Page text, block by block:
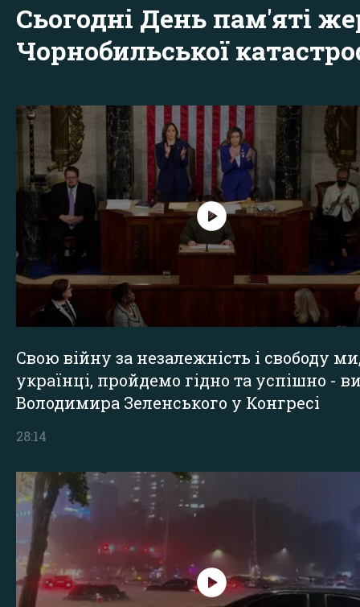
Сьогодні День пам'яті
Чорнобильської
Свою війну за незалежність і свободу
українці, пройдемо гідно та успішно -
Володимира Зеленського у Конгресі
28:14